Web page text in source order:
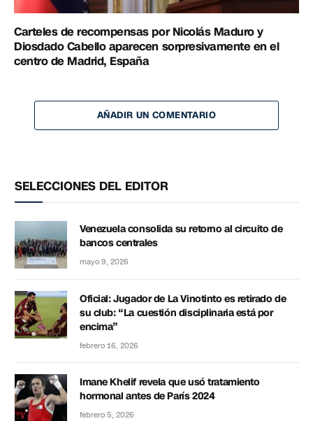
Carteles de recompensas por Nicolás Maduro y
Diosdado Cabello aparecen sorpresivamente en el
centro de Madrid, España
AÑADIR UN COMENTARIO
SELECCIONES DEL EDITOR
Venezuela consolida su retorno al circuito de
bancos centrales
mayo 9, 2026
Oficial: Jugador de La Vinotinto es retirado de
su club: “La cuestión disciplinaria está por
encima”
febrero 16, 2026
Imane Khelif revela que usó tratamiento
hormonal antes de París 2024
febrero 5, 2026